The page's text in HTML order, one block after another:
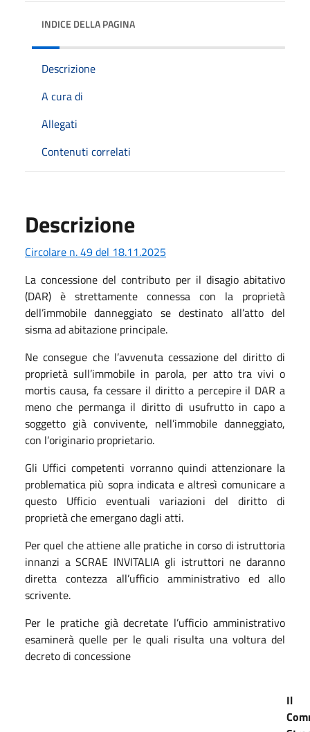
INDICE DELLA PAGINA
Descrizione
A cura di
Allegati
Contenuti correlati
Descrizione
Circolare n. 49 del 18.11.2025
La concessione del contributo per il disagio abitativo
(DAR) è strettamente connessa con la proprietà
dell’immobile danneggiato se destinato all’atto del
sisma ad abitazione principale.
Ne consegue che l’avvenuta cessazione del diritto di
proprietà sull’immobile in parola, per atto tra vivi o
mortis causa, fa cessare il diritto a percepire il DAR a
meno che permanga il diritto di usufrutto in capo a
soggetto già convivente, nell’immobile danneggiato,
con l’originario proprietario.
Gli Uffici competenti vorranno quindi attenzionare la
problematica più sopra indicata e altresì comunicare a
questo Ufficio eventuali variazioni del diritto di
proprietà che emergano dagli atti.
Per quel che attiene alle pratiche in corso di istruttoria
innanzi a SCRAE INVITALIA gli istruttori ne daranno
diretta contezza all’ufficio amministrativo ed allo
scrivente.
Per le pratiche già decretate l’ufficio amministrativo
esaminerà quelle per le quali risulta una voltura del
decreto di concessione
Il